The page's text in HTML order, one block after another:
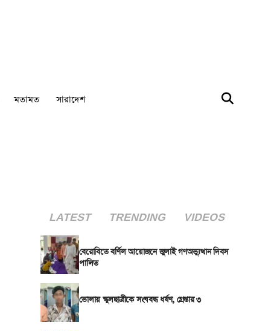
মতামত সারাদেশ
LATEST TRENDING VIDEOS
বেরোবিতে বর্ণিল আয়োজনে জুলাই গণঅভ্যুত্থান দিবস
পালিত
ভোলায় স্কুলছাত্রীকে সংঘবদ্ধ ধর্ষণ, গ্রেপ্তার ৩